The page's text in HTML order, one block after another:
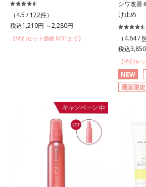
（4.5 / 172件）
税込1,210円 ～2,280円
【特別セット価格 8/31まで】
シワ改善
け止め
（4.64 /
税込
【特別セ
NEW
通販限定